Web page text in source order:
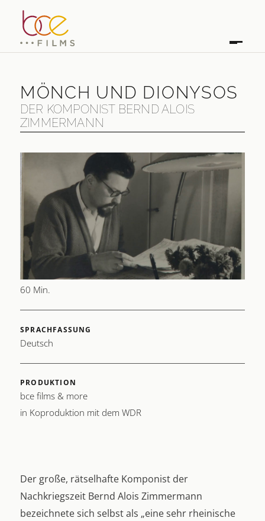
MÖNCH UND DIONYSOS
DER KOMPONIST BERND ALOIS
ZIMMERMANN
MÖNCH UND DIONYSOS
DER KOMPONIST BERND ALOIS ZIMMERMANN
ERSTAUSSTRAHLUNG
2013
LÄNGE
60 Min.
SPRACHFASSUNG
Deutsch
PRODUKTION
bce films & more
in Koproduktion mit dem WDR
Der große, rätselhafte Komponist der
Nachkriegszeit Bernd Alois Zimmermann
bezeichnete sich selbst als „eine sehr rheinische